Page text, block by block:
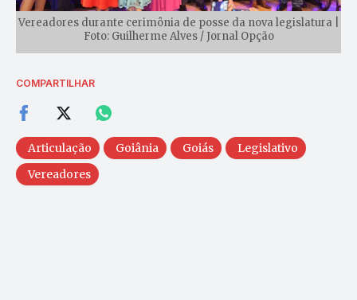
Vereadores durante cerimônia de posse da nova legislatura |
Foto: Guilherme Alves / Jornal Opção
COMPARTILHAR
Articulação Goiânia Goiás
Legislativo
Vereadores